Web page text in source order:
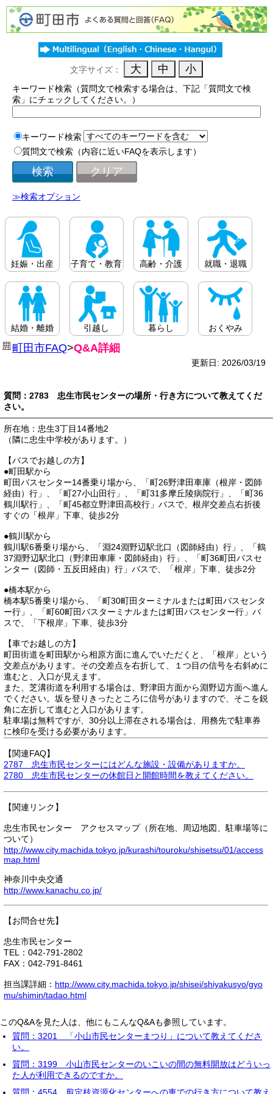
文字サイズ：
キーワード検索（質問文で検索する場合は、下記「質問文で検
索」にチェックしてください。）
キーワード検索
質問文で検索（内容に近いFAQを表示します）
≫検索オプション
妊娠・出産 子育て・教育 高齢・介護 就職・退職
結婚・離婚 引越し 暮らし おくやみ
町田市FAQ>Q&A詳細
更新日: 2026/03/19
質問：2783 忠生市民センターの場所・行き方について教えてくだ
さい。
所在地：忠生3丁目14番地2
（隣に忠生中学校があります。）
【バスでお越しの方】
●町田駅から
町田バスセンター14番乗り場から、「町26野津田車庫（根岸・図師
経由）行」、「町27小山田行」、「町31多摩丘陵病院行」、「町36
鶴川駅行」、「町45都立野津田高校行」バスで、根岸交差点右折後
すぐの「根岸」下車、徒歩2分
●鶴川駅から
鶴川駅6番乗り場から、「淵24淵野辺駅北口（図師経由）行」、「鶴
37淵野辺駅北口（野津田車庫・図師経由）行」、「町36町田バスセ
ンター（図師・五反田経由）行」バスで、「根岸」下車、徒歩2分
●橋本駅から
橋本駅5番乗り場から、「町30町田ターミナルまたは町田バスセンタ
ー行」、「町60町田バスターミナルまたは町田バスセンター行」バ
スで、「下根岸」下車、徒歩3分
【車でお越しの方】
町田街道を町田駅から相原方面に進んでいただくと、「根岸」という
交差点があります。その交差点を右折して、１つ目の信号を右斜めに
進むと、入口が見えます。
また、芝溝街道を利用する場合は、野津田方面から淵野辺方面へ進ん
でください。坂を登りきったところに信号がありますので、そこを鋭
角に左折して進むと入口があります。
駐車場は無料ですが、30分以上滞在される場合は、用務先で駐車券
に検印を受ける必要があります。
【関連FAQ】
2787 忠生市民センターにはどんな施設・設備がありますか。
2780 忠生市民センターの休館日と開館時間を教えてください。
【関連リンク】
忠生市民センター アクセスマップ（所在地、周辺地図、駐車場等に
ついて）
http://www.city.machida.tokyo.jp/kurashi/touroku/shisetsu/01/access
map.html
神奈川中央交通
http://www.kanachu.co.jp/
【お問合せ先】
忠生市民センター
TEL：042-791-2802
FAX：042-791-8461
担当課詳細： http://www.city.machida.tokyo.jp/shisei/shiyakusyo/gyo
mu/shimin/tadao.html
このQ&Aを見た人は、他にもこんなQ&Aも参照しています。
質問：3201 「小山市民センターまつり」について教えてくださ
い。
質問：3199 小山市民センターのいこいの間の無料開放はどういっ
た人が利用できるのですか。